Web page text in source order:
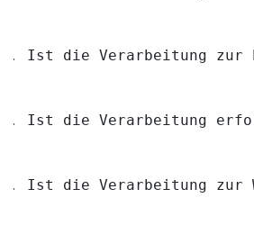
Ist die Verarbeitung zur
Ist die Verarbeitung
Ist die Verarbeitung zur